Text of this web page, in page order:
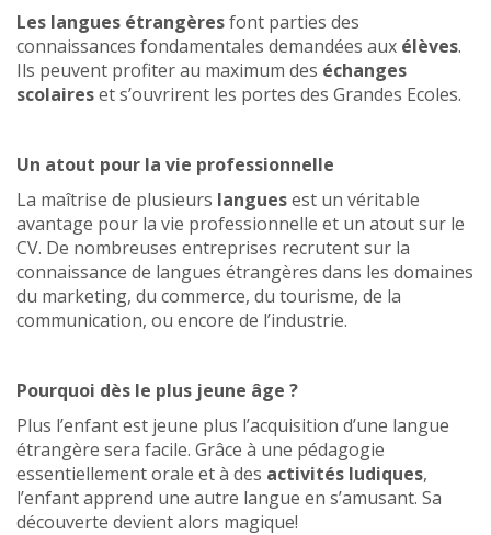
Les langues étrangèresfont parties des
connaissances fondamentales demandées aux élèves.
Ils peuvent profiter au maximum des échanges
scolaireset s’ouvrirent les portes des Grandes Ecoles.
Un atout pour la vie professionnelle
La maîtrise de plusieurs languesest un véritable
avantage pour la vie professionnelle et un atout sur le
CV. De nombreuses entreprises recrutent sur la
connaissance de langues étrangères dans les domaines
du marketing, du commerce, du tourisme, de la
communication, ou encore de l’industrie.
Pourquoi dès le plus jeune âge ?
Plus l’enfant est jeune plus l’acquisition d’une langue
étrangère sera facile. Grâce à une pédagogie
essentiellement orale et à des activités ludiques,
l’enfant apprend une autre langue en s’amusant. Sa
découverte devient alors magique!